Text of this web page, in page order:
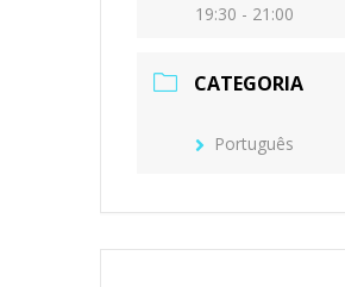
19:30 - 21:00
CATEGORIA
Português